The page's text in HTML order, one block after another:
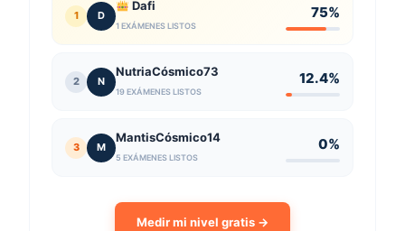
1 D
Dafi
1 EXÁMENES LISTOS
75%
2 N
NutriaCósmico73
19 EXÁMENES LISTOS
12.4%
3 M
MantisCósmico14
5 EXÁMENES LISTOS
0%
Medir mi nivel gratis →